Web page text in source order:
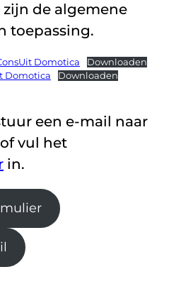
de algemene
toepassing.
Domotica
Downloaden
Domotica
Downloaden
een e-mail naar
of vul het
in.